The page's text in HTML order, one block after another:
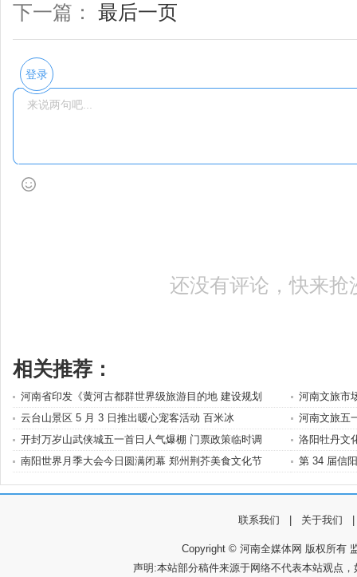
下一篇： 最后一页
登录
还没有评论，快来抢
相关推荐：
河南省印发《黄河古都群世界级旅游目的地 建设规划
河南文旅市
云台山景区 5 月 3 日推出暖心宠客活动 百米冰
河南文旅五
开封万岁山武侠城五一首日人气爆棚 门票政策临时调
洛阳牡丹文
南阳世界月季大会今日圆满闭幕 郑州荆芥美食文化节
第 34 届信
联系我们 关于我们
Copyright © 河南全媒体网 版权所有
声明:本站部分稿件来源于网络不代表本站观点